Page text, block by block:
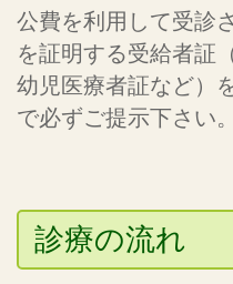
公費を利用して受診
を証明する受給者証
幼児医療者証など）
で必ずご提示下さい。
診療の流れ